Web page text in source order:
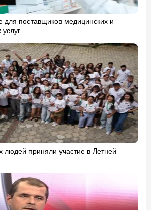
поставщиков медицинских и
людей приняли участие в Летней